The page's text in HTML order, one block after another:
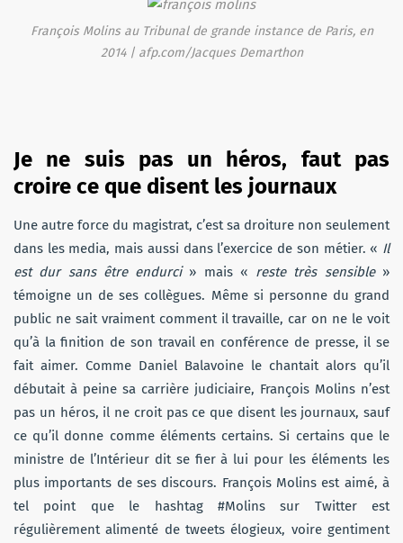
François Molins au Tribunal de grande instance de Paris, en
2014 | afp.com/Jacques Demarthon
Je ne suis pas un héros, faut pas
croire ce que disent les journaux
Une autre force du magistrat, c’est sa droiture non seulement
dans les media, mais aussi dans l’exercice de son métier. « Il
est dur sans être endurci» mais « reste très sensible»
témoigne un de ses collègues. Même si personne du grand
public ne sait vraiment comment il travaille, car on ne le voit
qu’à la finition de son travail en conférence de presse, il se
fait aimer. Comme Daniel Balavoine le chantait alors qu’il
débutait à peine sa carrière judiciaire, François Molins n’est
pas un héros, il ne croit pas ce que disent les journaux, sauf
ce qu’il donne comme éléments certains. Si certains que le
ministre de l’Intérieur dit se fier à lui pour les éléments les
plus importants de ses discours. François Molins est aimé, à
tel point que le hashtag #Molins sur Twitter est
régulièrement alimenté de tweets élogieux, voire gentiment